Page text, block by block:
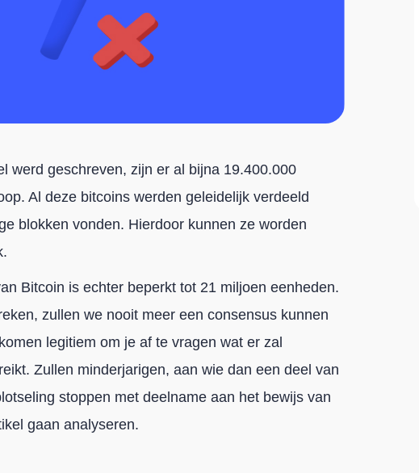
werd geschreven, zijn er al bijna 19.400.000
Al deze bitcoins werden geleidelijk verdeeld
blokken vonden. Hierdoor kunnen ze worden
Bitcoin is echter beperkt tot 21 miljoen eenheden.
zullen we nooit meer een consensus kunnen
legitiem om je af te vragen wat er zal
Zullen minderjarigen, aan wie dan een deel van
stoppen met deelname aan het bewijs van
gaan analyseren.